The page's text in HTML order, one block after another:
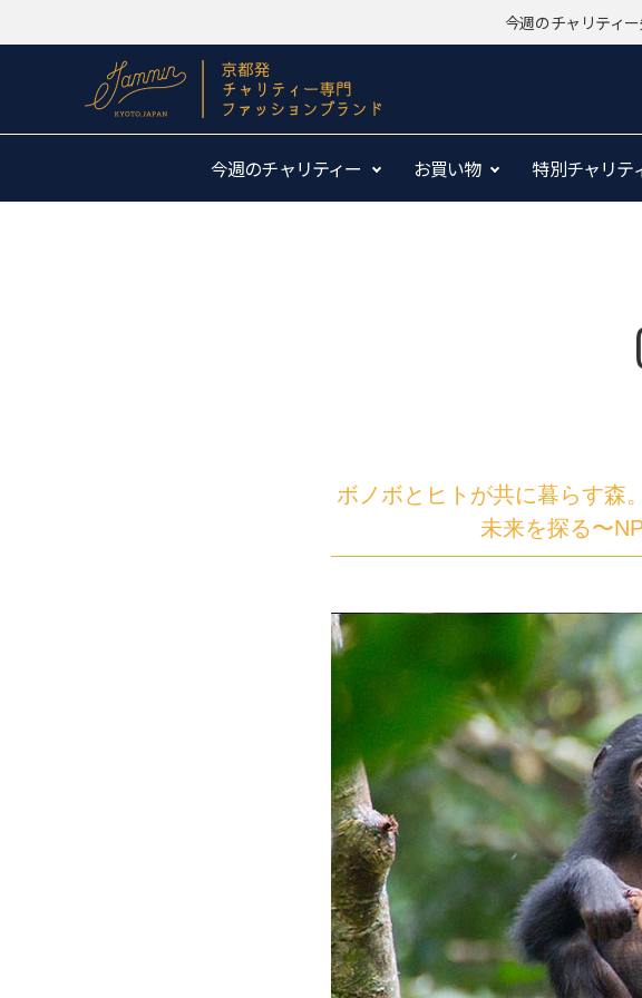
今週のチャリティ
今週のチャリティー お買い物 特別チャリテ
ボノボとヒトが共に暮らす森
未来を探る〜